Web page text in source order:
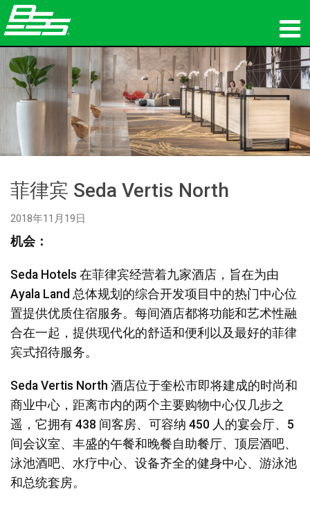
产品
网络音频传输
哪里购买
培训
语言/地区
菲律宾 Seda Vertis North
2018年11月19日
机会：
Seda Hotels 在菲律宾经营着九家酒店，旨在为由
Ayala Land 总体规划的综合开发项目中的热门中心位
置提供优质住宿服务。每间酒店都将功能和艺术性融
合在一起，提供现代化的舒适和便利以及最好的菲律
宾式招待服务。
Seda Vertis North 酒店位于奎松市即将建成的时尚和
商业中心，距离市内的两个主要购物中心仅几步之
遥，它拥有 438 间客房、可容纳 450 人的宴会厅、5
间会议室、丰盛的午餐和晚餐自助餐厅、顶层酒吧、
泳池酒吧、水疗中心、设备齐全的健身中心、游泳池
和总统套房。